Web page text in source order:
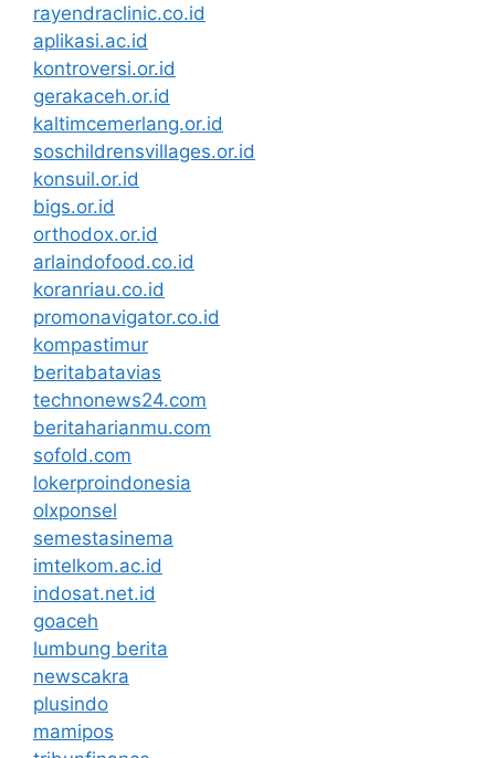
rayendraclinic.co.id
aplikasi.ac.id
kontroversi.or.id
gerakaceh.or.id
kaltimcemerlang.or.id
soschildrensvillages.or.id
konsuil.or.id
bigs.or.id
orthodox.or.id
arlaindofood.co.id
koranriau.co.id
promonavigator.co.id
kompastimur
beritabatavias
technonews24.com
beritaharianmu.com
sofold.com
lokerproindonesia
olxponsel
semestasinema
imtelkom.ac.id
indosat.net.id
goaceh
lumbung berita
newscakra
plusindo
mamipos